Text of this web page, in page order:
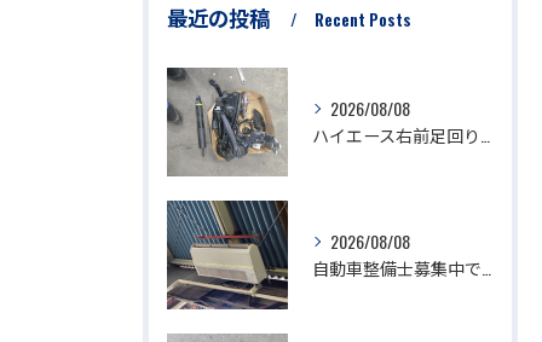
最近の投稿 Recent Posts
2026/08/08
2026/08/08